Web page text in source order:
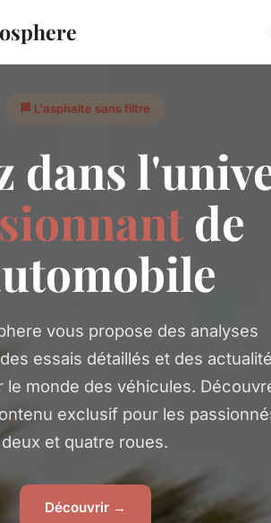
🏁 L'asphalte sans filtre
dans
de
vous propose des analyses
essais détaillés et des
le monde des véhicules.
exclusif pour les
deux et quatre roues.
Découvrir →